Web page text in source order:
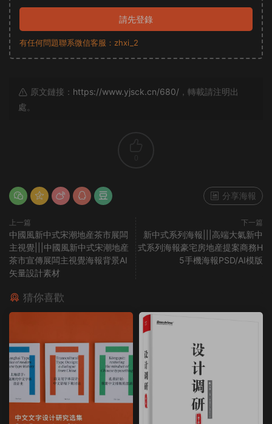
請先登錄
有任何問題聯系微信客服：zhxi_2
原文鏈接： https://www.yjsck.cn/680/ ，轉載請注明出
處。
分享海報
上一篇
中國風新中式宋潮地産茶市展闆
主視覺|||中國風新中式宋潮地産
茶市宣傳展闆主視覺海報背景AI
矢量設計素材
下一篇
新中式系列海報|||高端大氣新中
式系列海報豪宅房地産提案商務H
5手機海報PSD/AI模版
猜你喜歡